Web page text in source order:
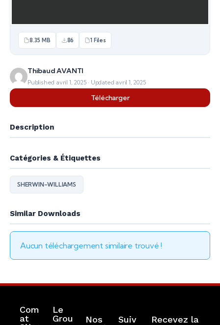
8.35 MB 86 1 Files
Thibaud AVANTI
Published avril 1, 2025 · Updated avril 1, 2025
Télécharger
Description
Catégories & Étiquettes
SHERWIN-WILLIAMS
Similar Downloads
Aucun téléchargement similaire trouvé !
Com
at
Le
Grou
Nos
Suiv
Recevez la